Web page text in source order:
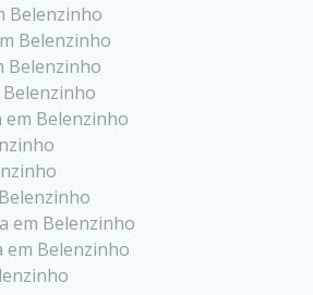
Belenzinho
Belenzinho
Belenzinho
Belenzinho
em Belenzinho
em Belenzinho